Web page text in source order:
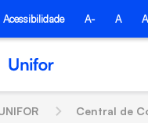
principal
Acessibilidade A- A
Central de